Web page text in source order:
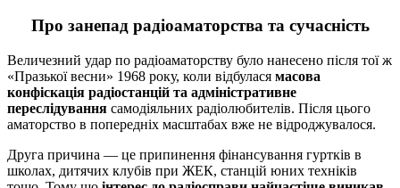
Про занепад радіоаматорства та сучасність
Величезний удар по радіоаматорству було нанесено після тої ж
«Празької весни» 1968 року, коли відбулася масова
конфіскація радіостанцій та адміністративне
переслідування самодіяльних радіолюбителів. Після цього
аматорство в попередніх масштабах вже не відроджувалося.
Друга причина — це припинення фінансування гуртків в
школах, дитячих клубів при ЖЕК, станцій юних техніків